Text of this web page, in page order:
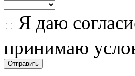
Я даю
принимаю